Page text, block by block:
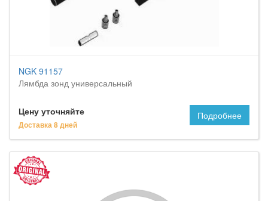
NGK 91157
Лямбда зонд универсальный
Цену уточняйте
Доставка 8 дней
Подробнее